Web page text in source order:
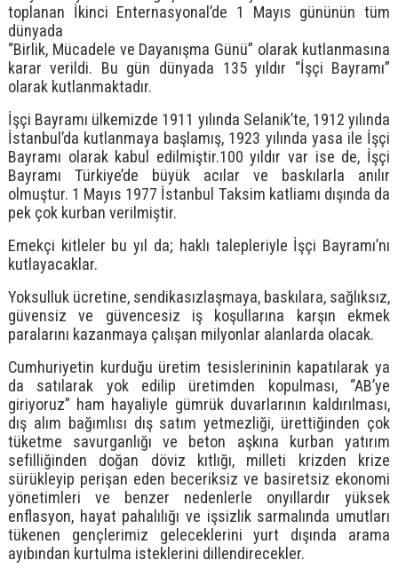
toplanan İkinci Enternasyonal’de 1 Mayıs gününün tüm
dünyada
“Birlik, Mücadele ve Dayanışma Günü” olarak kutlanmasına
karar verildi. Bu gün dünyada 135 yıldır “İşçi Bayramı”
olarak kutlanmaktadır.
İşçi Bayramı ülkemizde 1911 yılında Selanik’te, 1912 yılında
İstanbul’da kutlanmaya başlamış, 1923 yılında yasa ile İşçi
Bayramı olarak kabul edilmiştir.100 yıldır var ise de, İşçi
Bayramı Türkiye’de büyük acılar ve baskılarla anılır
olmuştur. 1 Mayıs 1977 İstanbul Taksim katliamı dışında da
pek çok kurban verilmiştir.
Emekçi kitleler bu yıl da; haklı talepleriyle İşçi Bayramı’nı
kutlayacaklar.
Yoksulluk ücretine, sendikasızlaşmaya, baskılara, sağlıksız,
güvensiz ve güvencesiz iş koşullarına karşın ekmek
paralarını kazanmaya çalışan milyonlar alanlarda olacak.
Cumhuriyetin kurduğu üretim tesislerininin kapatılarak ya
da satılarak yok edilip üretimden kopulması, “AB’ye
giriyoruz” ham hayaliyle gümrük duvarlarının kaldırılması,
dış alım bağımlısı dış satım yetmezliği, ürettiğinden çok
tüketme savurganlığı ve beton aşkına kurban yatırım
sefilliğinden doğan döviz kıtlığı, milleti krizden krize
sürükleyip perişan eden beceriksiz ve basiretsiz ekonomi
yönetimleri ve benzer nedenlerle onyıllardır yüksek
enflasyon, hayat pahalılığı ve işsizlik sarmalında umutları
tükenen gençlerimiz geleceklerini yurt dışında arama
ayıbından kurtulma isteklerini dillendirecekler.